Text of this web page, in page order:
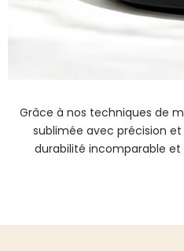
Grâce à nos techniques de
sublimée avec précision
durabilité incomparable